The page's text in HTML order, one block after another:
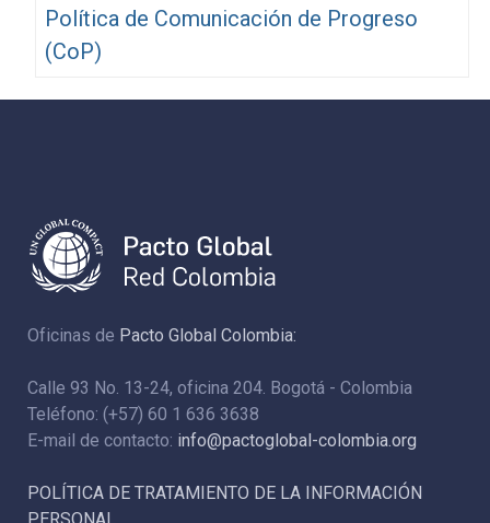
Política de Comunicación de Progreso
(CoP)
Oficinas de Pacto Global Colombia:
Calle 93 No. 13-24, oficina 204. Bogotá - Colombia
Teléfono: (+57) 60 1 636 3638
E-mail de contacto: info@pactoglobal-colombia.org
POLÍTICA DE TRATAMIENTO DE LA INFORMACIÓN